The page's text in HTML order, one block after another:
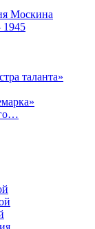
Москина
1945
таланта»